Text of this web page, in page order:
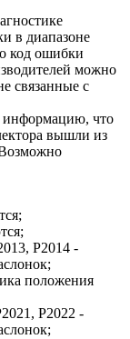
в диапазоне
код ошибки
можно
связанные с
информацию, что
вышли из
P2014 -
положения
P2022 -